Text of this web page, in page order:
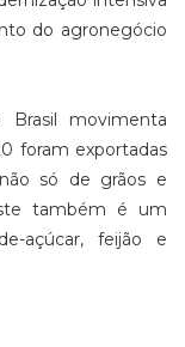
do agronegócio
movimenta
foram exportadas
só de grãos e
também é um
açúcar, feijão e